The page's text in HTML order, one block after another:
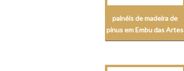
painéis de madeira de
pinus em Embu das Artes